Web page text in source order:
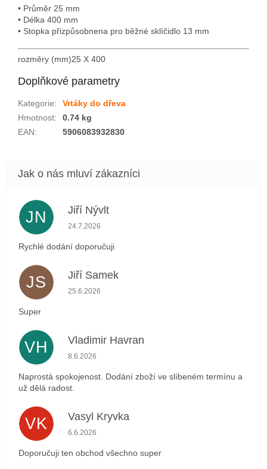
• Průměr 25 mm
• Délka 400 mm
• Stopka přizpůsobnena pro běžné sklíčidlo 13 mm
rozměry (mm)25 X 400
Doplňkové parametry
Kategorie:
Vrtáky do dřeva
Hmotnost:
0.74 kg
EAN: 5906083932830
JN Jiří Nývlt
Hodnocení obchodu je 5 z 5 hvězdiček.
24.7.2026
Rychlé dodání doporučuji
JS Jiří Samek
Hodnocení obchodu je 5 z 5 hvězdiček.
25.6.2026
Super
VH Vladimir Havran
Hodnocení obchodu je 5 z 5 hvězdiček.
8.6.2026
Naprostá spokojenost. Dodání zboží ve slíbeném termínu a
už dělá radost.
VK Vasyl Kryvka
Hodnocení obchodu je 5 z 5 hvězdiček.
6.6.2026
Doporučuji ten obchod všechno super